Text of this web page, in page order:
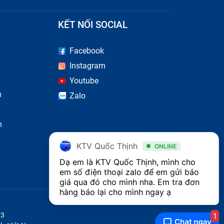
KẾT NỐI SOCIAL
Facebook
Instagram
Youtube
Zalo
KTV Quốc Thịnh ONLINE
Dạ em là KTV Quốc Thịnh, mình cho
em số điện thoại zalo để em gửi báo
giá qua đó cho mình nha. Em tra đơn
hàng báo lại cho mình ngay ạ
1